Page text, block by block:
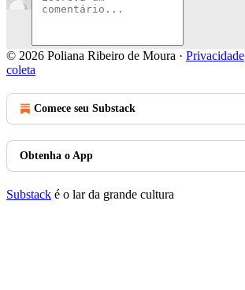
© 2026 Poliana Ribeiro de Moura · Privacidade
coleta
Comece seu Substack
Obtenha o App
Substack é o lar da grande cultura